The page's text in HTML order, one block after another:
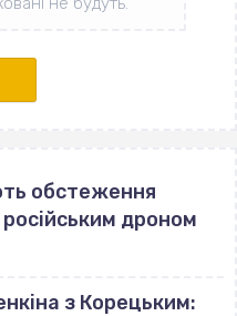
обстеження
дроном
з Корецьким: